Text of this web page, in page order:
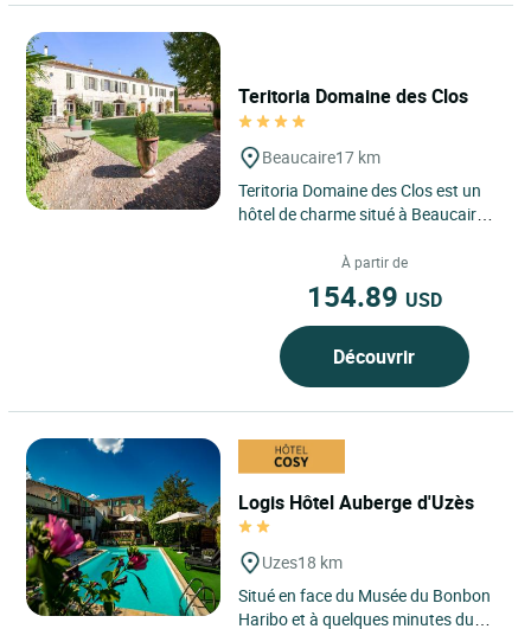
Teritoria Domaine des Clos
Beaucaire17 km
Teritoria Domaine des Clos est un
hôtel de charme situé à Beaucaire,
rencontre naturelle...
À partir de
154.89 USD
Découvrir
Logis Hôtel Auberge d'Uzès
Uzes18 km
Situé en face du Musée du Bonbon
Haribo et à quelques minutes du